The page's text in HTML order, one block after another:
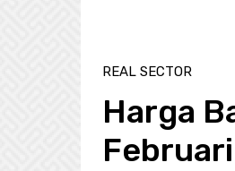
REAL SECTOR
Harga